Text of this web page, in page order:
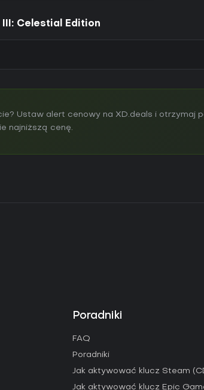
Celestial Edition
Ustaw alert cenowy na XD.deals i otrzymaj
najniższą cenę.
Poradniki
FAQ
Poradniki
Jak aktywować klucz Steam
Jak aktywować klucz Epic